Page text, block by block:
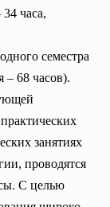
часа,
семестра
– 68 часов).
занятиях
проводятся
С целью